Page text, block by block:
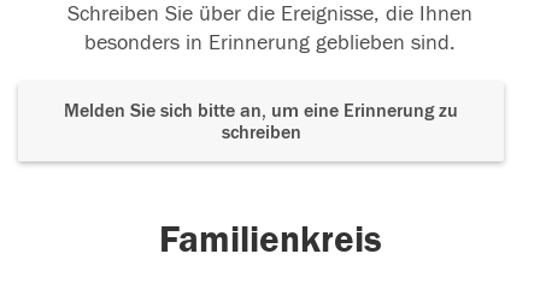
Schreiben Sie über die Ereignisse, die Ihnen
besonders in Erinnerung geblieben sind.
Melden Sie sich bitte an, um eine Erinnerung zu
schreiben
Familienkreis